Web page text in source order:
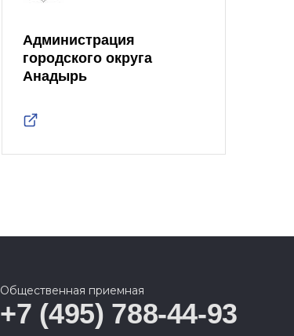
Администрация
городского округа
Анадырь
Общественная приемная
+7 (495) 788-44-93